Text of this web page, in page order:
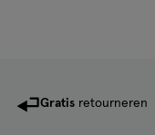
Gratis retourneren